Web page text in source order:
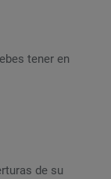
tener en
de su